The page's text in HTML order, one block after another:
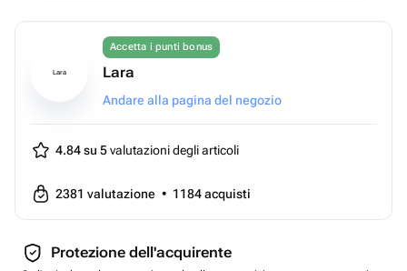
Lara
Accetta i punti bonus
Lara
Andare alla pagina del negozio
4.84 su 5valutazioni degli articoli
2381 valutazione • 1184acquisti
Protezione dell'acquirente